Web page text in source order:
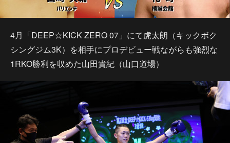
4月「DEEP☆KICK ZERO 07」にて虎太朗（キックボク
シングジム3K）を相手にプロデビュー戦ながらも強烈な
1RKO勝利を収めた山田貴紀（山口道場）